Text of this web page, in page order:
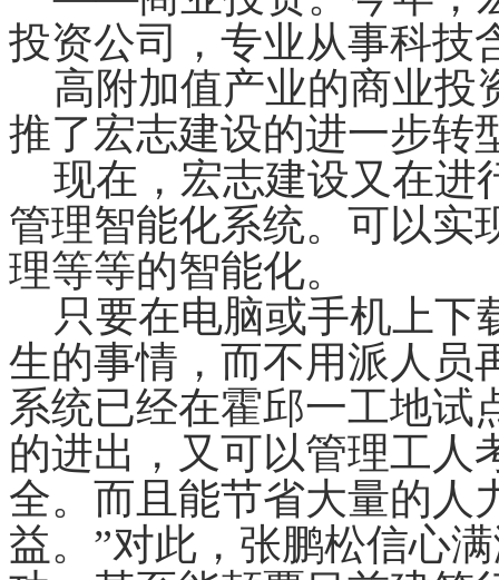
投资公司，专业从事科技
高附加值产业的商业投
推了宏志建设的进一步转
现在，宏志建设又在
管理智能化系统。可以实
理等等的智能化。
只要在电脑或手机上下
生的事情，而不用派人员
系统已经在霍邱一工地试
的进出，又可以管理工人
全。而且能节省大量的人
益。”对此，张鹏松信心